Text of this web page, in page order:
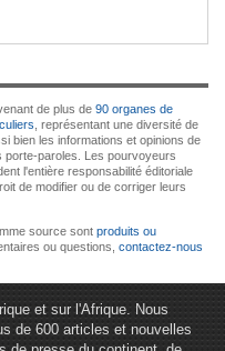
de plus de 90 organes de
, représentant une diversité de
bien les informations et opinions de
porte-paroles. Les pourvoyeurs
l'entière responsabilité éditoriale
de modifier ou de corriger leurs
source sont produits ou
ou questions, contactez-nous
et sur l'Afrique. Nous
de 600 articles et nouvelles